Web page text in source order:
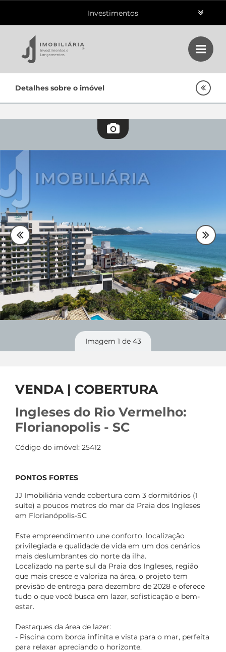
Class
Investimentos
Home
Oportunidades
Quem Somos
Contato
Fale Conosco 48 3364-0079
Plantão 48 99842-0500
Divulgue seu imóvel
Detalhes sobre o imóvel
Imagem 1 de 43
VENDA | COBERTURA
Ingleses do Rio Vermelho:
Florianopolis - SC
Código do imóvel: 25412
PONTOS FORTES
JJ Imobiliária vende cobertura com 3 dormitórios (1
suíte) a poucos metros do mar da Praia dos Ingleses
em Florianópolis-SC
Este empreendimento une conforto, localização
privilegiada e qualidade de vida em um dos cenários
mais deslumbrantes do norte da ilha.
Localizado na parte sul da Praia dos Ingleses, região
que mais cresce e valoriza na área, o projeto tem
previsão de entrega para dezembro de 2028 e oferece
tudo o que você busca em lazer, sofisticação e bem-
estar.
Destaques da área de lazer:
- Piscina com borda infinita e vista para o mar, perfeita
para relaxar apreciando o horizonte.